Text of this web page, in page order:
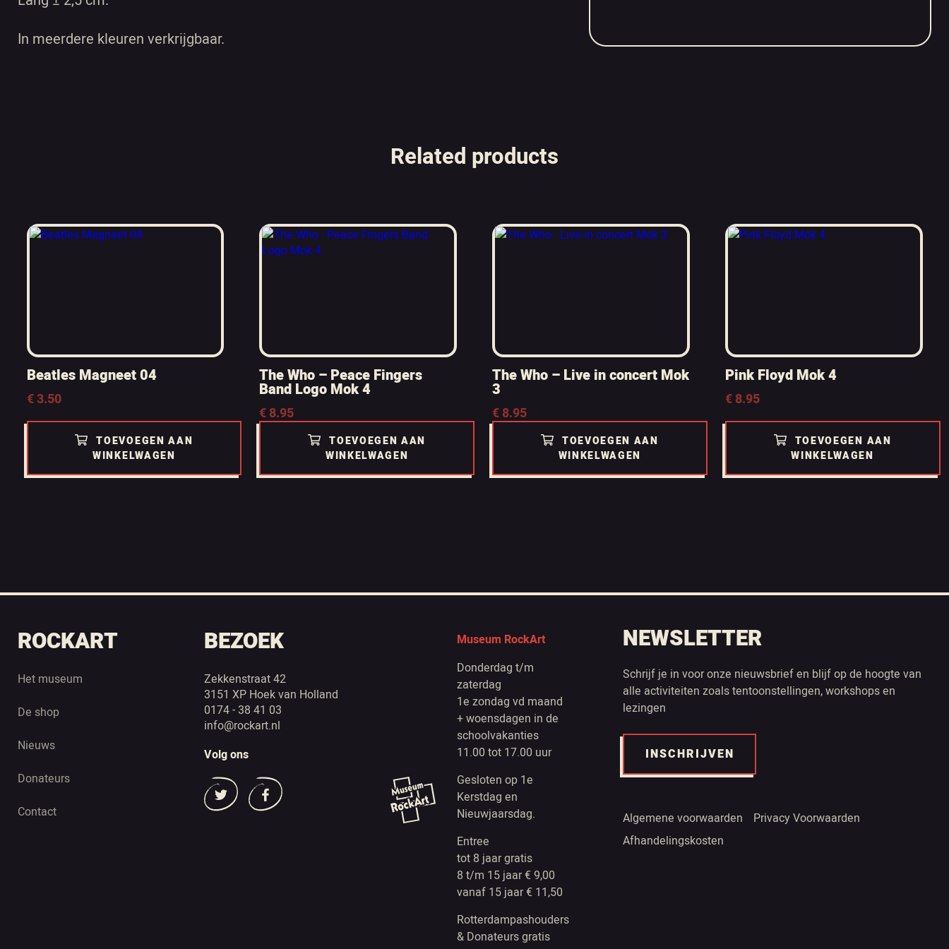
In meerdere kleuren verkrijgbaar.
Related products
Beatles Magneet 04
€3.50
TOEVOEGEN AAN
WINKELWAGEN
The Who – Peace Fingers
Band Logo Mok 4
€8.95
TOEVOEGEN AAN
WINKELWAGEN
The Who – Live in concert Mok
3
€8.95
TOEVOEGEN AAN
WINKELWAGEN
Pink Floyd Mok 4
€8.95
TOEVOEGEN AAN
WINKELWAGEN
ROCKART
Het museum
De shop
Nieuws
Donateurs
Contact
BEZOEK
Zekkenstraat 42
3151 XP Hoek van Holland
0174 - 38 41 03
info@rockart.nl
Volg ons
Museum RockArt
Donderdag t/m
zaterdag
1e zondag vd maand
+ woensdagen in de
schoolvakanties
11.00 tot 17.00 uur
Gesloten op 1e
Kerstdag en
Nieuwjaarsdag.
Entree
tot 8 jaar gratis
8 t/m 15 jaar € 9,00
vanaf 15 jaar € 11,50
Rotterdampashouders
& Donateurs gratis
NEWSLETTER
Schrijf je in voor onze nieuwsbrief en blijf op de hoogte van
alle activiteiten zoals tentoonstellingen, workshops en
lezingen
INSCHRIJVEN
Algemene voorwaarden
Privacy Voorwaarden
Afhandelingskosten